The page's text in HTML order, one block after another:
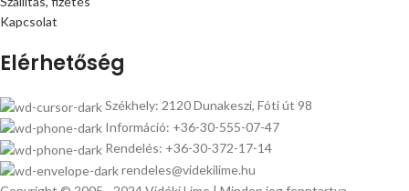
Kapcsolat
Elérhetőség
Székhely: 2120 Dunakeszi, Fóti út 98
Információ: +36-30-555-07-47
Rendelés: +36-30-372-17-14
rendeles@videkilime.hu